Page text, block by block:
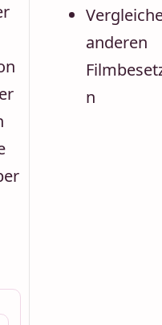
anderen
n